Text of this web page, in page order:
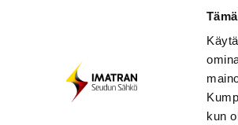
kun
laskuun! E-laskun käyttö on
ja nopeaa, kun lasku tulee
verkkopankkiisi.